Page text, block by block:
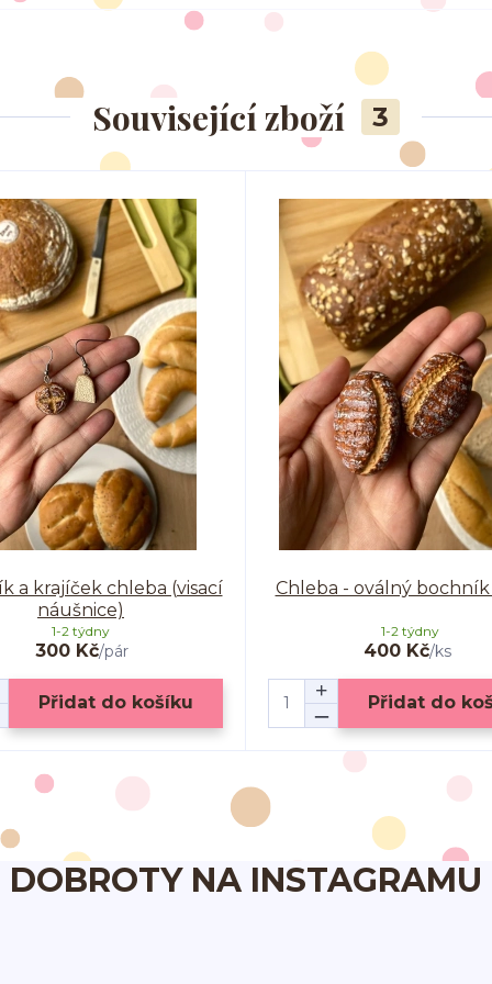
Související zboží 3
a krajíček chleba (visací
náušnice)
300 Kč/pár
1-2 týdny
Přidat do košíku
Chleba - oválný
400 Kč/ks
1-2 týdny
Přidat do
DOBROTY NA INSTAGRAMU